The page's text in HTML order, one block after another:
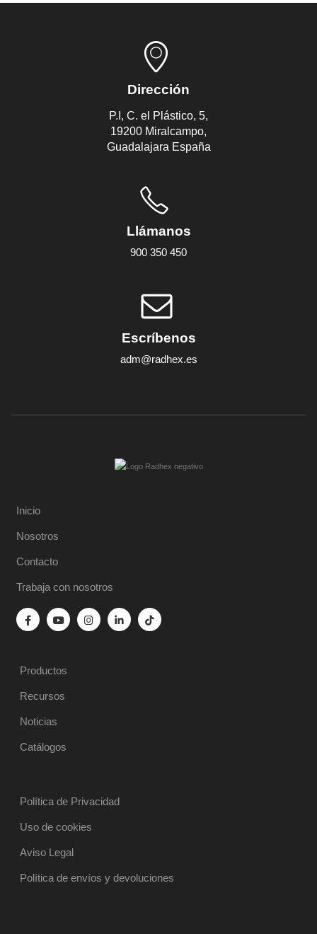
Dirección
P.I, C. el Plástico, 5,
19200 Miralcampo,
Guadalajara España
Llámanos
900 350 450
Escríbenos
adm@radhex.es
Inicio
Nosotros
Contacto
Trabaja con nosotros
Productos
Recursos
Noticias
Catálogos
Política de Privacidad
Uso de cookies
Aviso Legal
Política de envíos y devoluciones